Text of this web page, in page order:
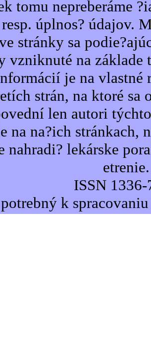
tomu nepreberáme
resp. úplnos? údajov.
stránky sa
vzniknuté na
je na vlastné
strán, na ktoré sa
len autori
na na?ich stránkach,
nahradi? lekárske
etrenie.
ISSN
k